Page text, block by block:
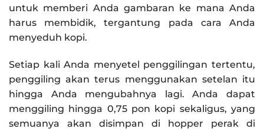
untuk memberi Anda gambaran ke mana Anda
harus membidik, tergantung pada cara Anda
menyeduh kopi.
Setiap kali Anda menyetel penggilingan tertentu,
penggiling akan terus menggunakan setelan itu
hingga Anda mengubahnya lagi. Anda dapat
menggiling hingga 0,75 pon kopi sekaligus, yang
semuanya akan disimpan di hopper perak di